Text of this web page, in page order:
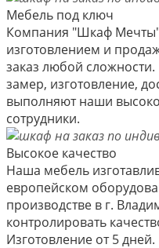
Мебель под ключ
Компания "Шкаф Мечты"
изготовлением и
заказ любой
замер, изготовление,
выполняют наши
сотрудники.
Высокое качество
Наша мебель
европейском
производстве в г.
контролировать
Изготовление от 5 дней.